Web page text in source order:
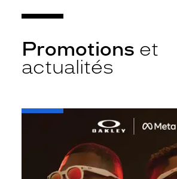
Promotions et
actualités
-